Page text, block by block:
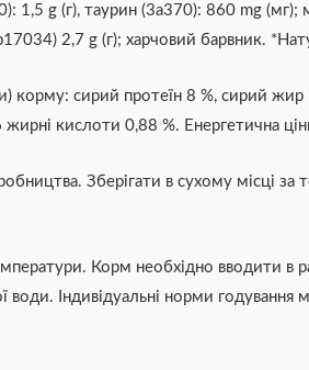
1,5 g (г), таурин (3а370): 860 mg
2,7 g (г); харчовий барвник.
корму: сирий протеїн 8 %, сирий
кислоти 0,88 %. Енергетична
Зберігати в сухому місці
Корм необхідно вводити в
води. Індивідуальні норми